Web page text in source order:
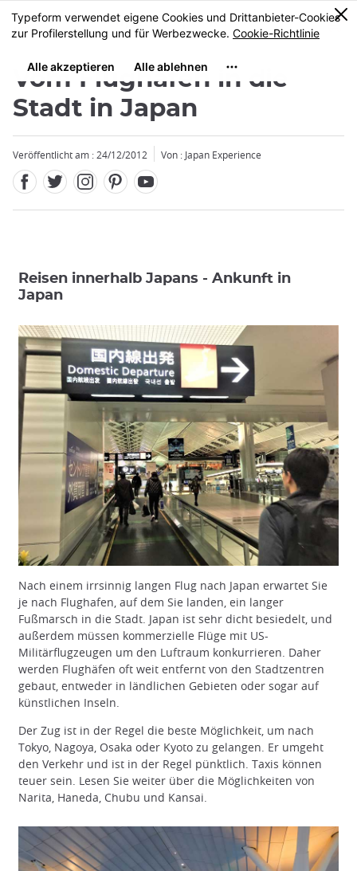
Größe
MENU
0
Vom Flughafen in die
Stadt in Japan
Veröffentlicht am : 24/12/2012 Von : Japan Experience
Reisen innerhalb Japans - Ankunft in
Japan
Nach einem irrsinnig langen Flug nach Japan erwartet Sie
je nach Flughafen, auf dem Sie landen, ein langer
Fußmarsch in die Stadt. Japan ist sehr dicht besiedelt, und
außerdem müssen kommerzielle Flüge mit US-
Militärflugzeugen um den Luftraum konkurrieren. Daher
werden Flughäfen oft weit entfernt von den Stadtzentren
gebaut, entweder in ländlichen Gebieten oder sogar auf
künstlichen Inseln.
Der Zug ist in der Regel die beste Möglichkeit, um nach
Tokyo, Nagoya, Osaka oder Kyoto zu gelangen. Er umgeht
den Verkehr und ist in der Regel pünktlich. Taxis können
teuer sein. Lesen Sie weiter über die Möglichkeiten von
Narita, Haneda, Chubu und Kansai.